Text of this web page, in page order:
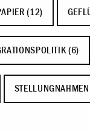
(12)
(6)